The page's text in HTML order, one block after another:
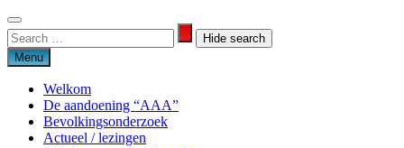
Skip
to
content
Search
for:
Search
Menu
Welkom
De aandoening “AAA”
Bevolkingsonderzoek
Actueel / lezingen